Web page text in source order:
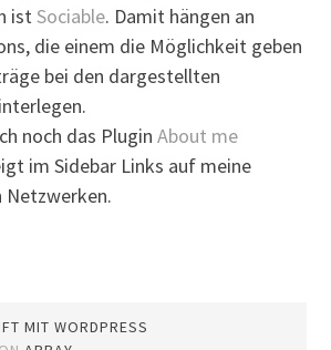
istSociable. Damit hängen an
die einem die Möglichkeit geben
bei den dargestellten
noch das PluginAbout me
im Sidebar Links auf meine
Netzwerken.
MIT WORDPRESS